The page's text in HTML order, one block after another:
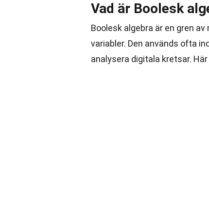
Vad är Boolesk
Boolesk algebra är en gren
variabler. Den används ofta
analysera digitala kretsar.